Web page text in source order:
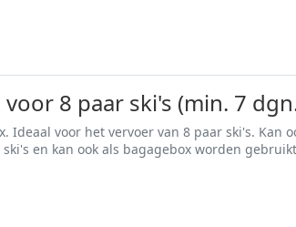
voor 8 paar ski's (min. 7
Ideaal voor het vervoer van 8 paar ski's. Kan
en kan ook als bagagebox worden